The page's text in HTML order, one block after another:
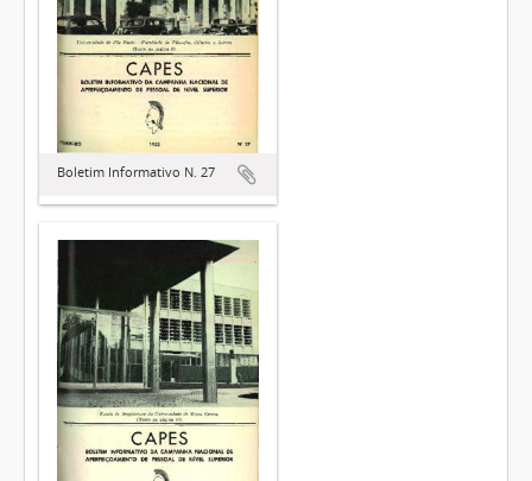
Boletim Informativo N. 27